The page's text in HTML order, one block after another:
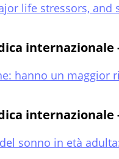
life stressors,
hanno un maggior
sonno in età